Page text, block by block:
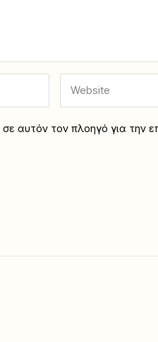
αυτόν τον πλοηγό για την